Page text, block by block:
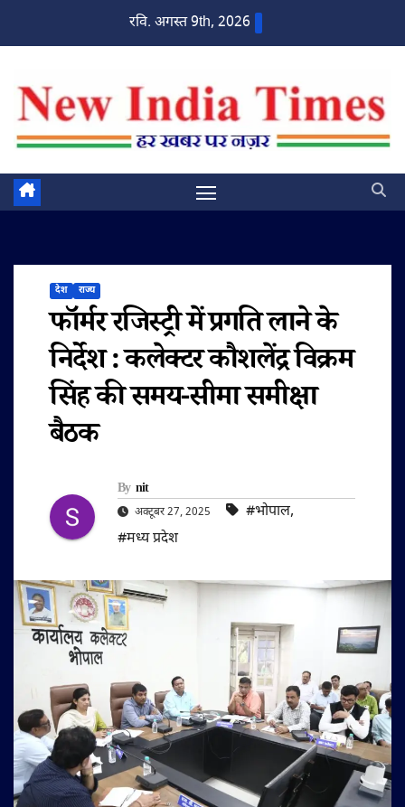
रवि. अगस्त 9th, 2026
देश राज्य
फॉर्मर रजिस्ट्री में प्रगति लाने के
निर्देश : कलेक्टर कौशलेंद्र विक्रम
सिंह की समय-सीमा समीक्षा
बैठक
By nit
अक्टूबर 27, 2025 #भोपाल,
#मध्य प्रदेश